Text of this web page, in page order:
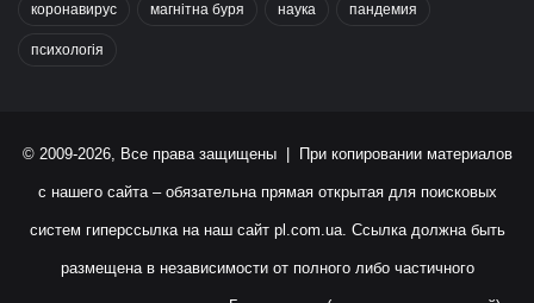
коронавирус магнітна буря наука пандемия
психологія
© 2009-2026, Все права защищены | При копировании материалов
с нашего сайта – обязательна прямая открытая для поисковых
систем гиперссылка на наш сайт pl.com.ua. Ссылка должна быть
размещена в независимости от полного либо частичного